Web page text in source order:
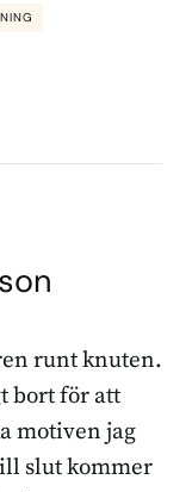
runt knuten.
bort för att
motiven jag
slut kommer